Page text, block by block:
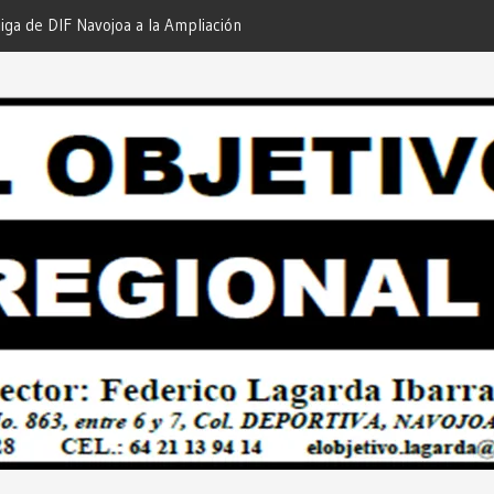
¡En Etchojoa es Momento de Actuar por la Salud de
Nuestras Familias!… Desde: Redacción “El Objetivo